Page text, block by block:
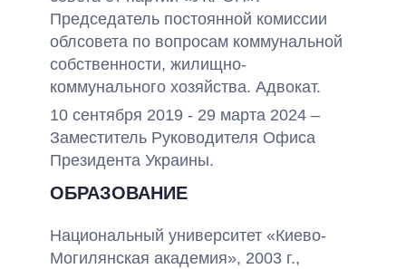
Председатель постоянной комиссии
облсовета по вопросам коммунальной
собственности, жилищно-
коммунального хозяйства. Адвокат.
10 сентября 2019 - 29 марта 2024 –
Заместитель Руководителя Офиса
Президента Украины.
ОБРАЗОВАНИЕ
Национальный университет «Киево-
Могилянская академия», 2003 г.,